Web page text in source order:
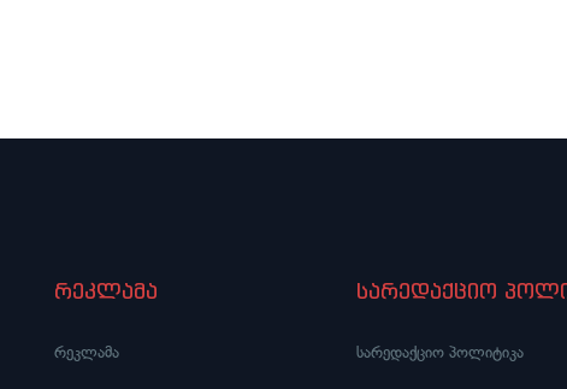
რეკლამა
რეკლამა
სარედაქციო
სარედაქციო პოლიტიკა